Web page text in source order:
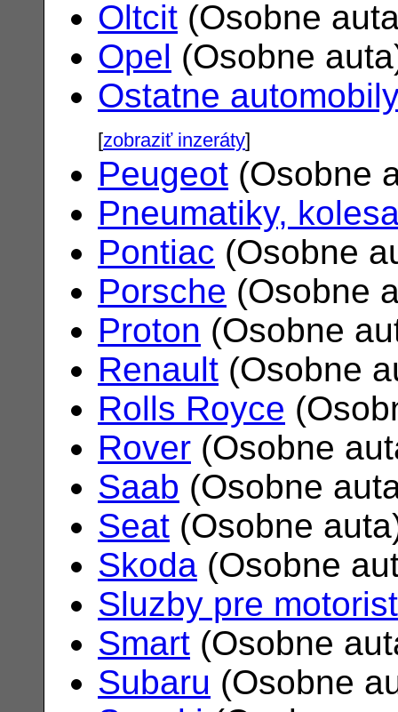
Oltcit (Osobne
Opel (Osobne
Ostatne
[zobraziť inzeráty]
Peugeot (Osobne
Pneumatiky,
Pontiac (Osobne
Porsche (Osobne
Proton (Osobne
Renault (Osobne
Rolls Royce
Rover (Osobne
Saab (Osobne
Seat (Osobne
Skoda (Osobne
Sluzby pre
Smart (Osobne
Subaru (Osobne